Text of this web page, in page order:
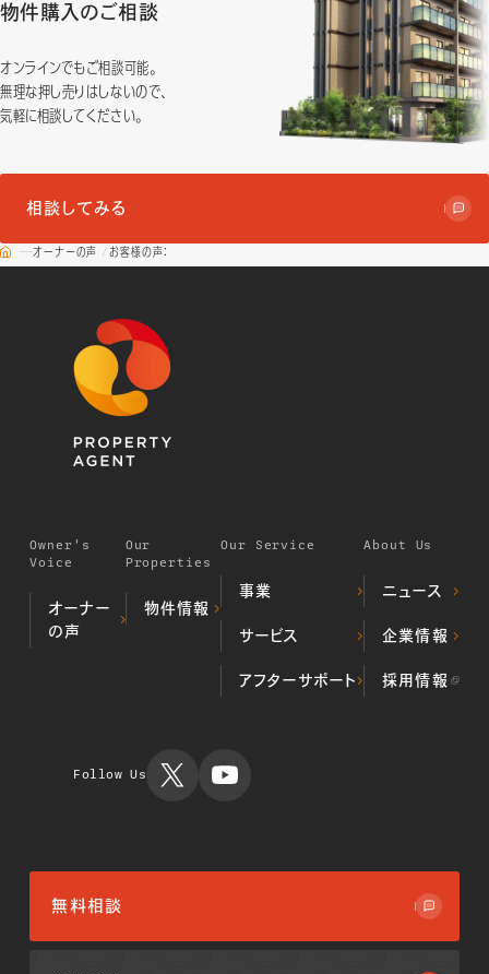
物件購入のご相談
オンラインでもご相談可能。
無理な押し売りはしないので、
気軽に相談してください。
相談してみる
オーナーの声 お客様の声：
Owner's
Voice
オーナー
の声
Our
Properties
物件情報
Our Service
事業
デベロッパー事業
プロパティマネジメ
ント事業
サービス
ALL顔認証マン
アフターサポート
About Us
ニュース
企業情報
当社の歩み
採用情報
Follow Us
無料相談